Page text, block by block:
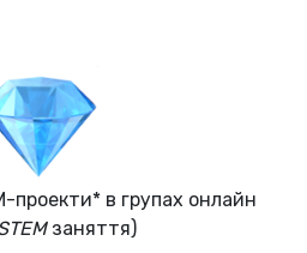
проекти* в групах онлайн
заняття)